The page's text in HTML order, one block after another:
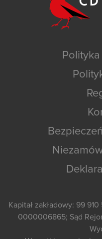
Kapitał zakładowy: 99 910
0000006865; Sąd